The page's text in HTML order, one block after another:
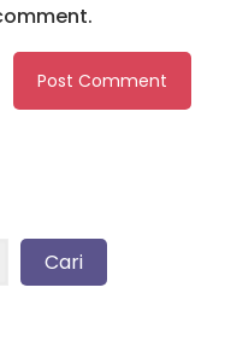
Cari